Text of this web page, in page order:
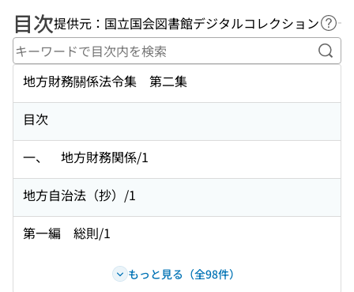
目次提供元：国立国会図書館デジタルコレクション ヘ
キ
地方財務關係法令集 第二集
目次
一、 地方財務関係/1
地方自治法（抄）/1
第一編 総則/1
もっと見る（全98件）